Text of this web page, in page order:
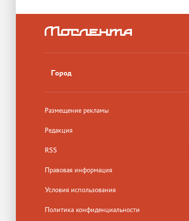
Город
Размещение рекламы
Редакция
RSS
Правовая информация
Условия использования
Политика конфиденциальности